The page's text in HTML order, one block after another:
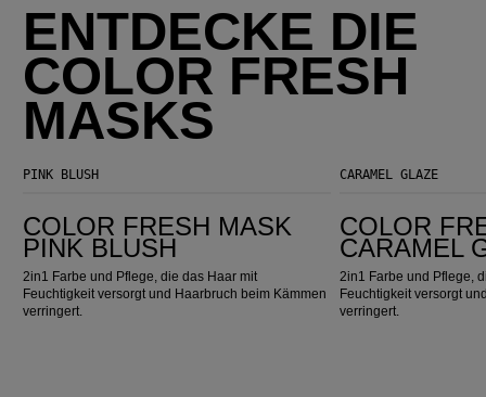
ENTDECKE DIE
COLOR FRESH
MASKS
PINK BLUSH
COLOR FRESH MASK
PINK BLUSH
2in1 Farbe und Pflege, die das Haar mit
Feuchtigkeit versorgt und Haarbruch beim Kämmen
verringert.
CARAMEL GLAZE
COLOR
CARAMEL
2in1 Farbe und Pflege,
Feuchtigkeit versorgt
verringert.